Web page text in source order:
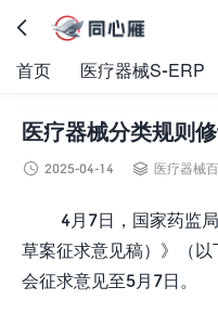

首页 医疗器械S-ERP
医疗器械分类规则
 2025-04-14  医疗器械
4月7日，国家药监
草案征求意见稿）》（
会征求意见至5月7日。